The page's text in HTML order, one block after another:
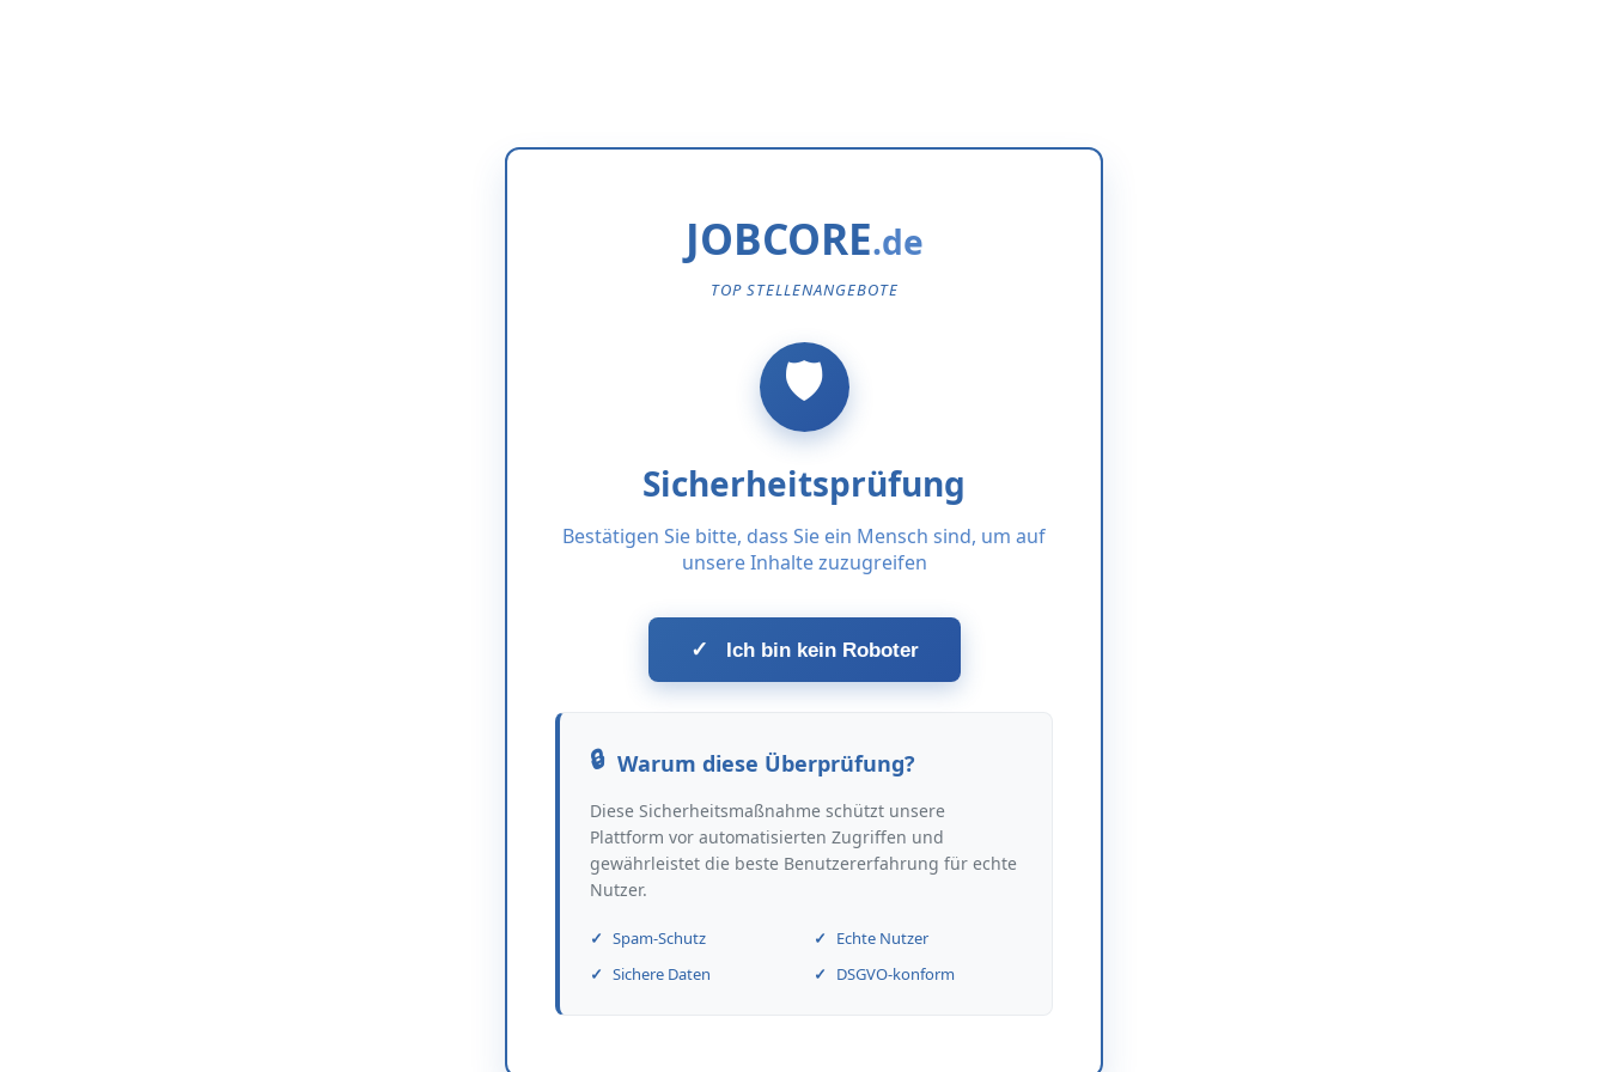
JOBCORE
TOP STELLENANGEBOTE
Sicherheitsprüfung
Bestätigen Sie bitte, dass Sie ein Mensch sind, um auf
unsere Inhalte zuzugreifen
✓ Ich bin kein Roboter
Warum diese Überprüfung?
Diese Sicherheitsmaßnahme schützt unsere
Plattform vor automatisierten Zugriffen und
gewährleistet die beste Benutzererfahrung für echte
Nutzer.
Spam-Schutz
Echte Nutzer
Sichere Daten
DSGVO-konform